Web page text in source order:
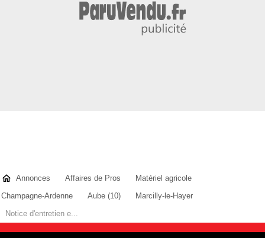
Annonces Affaires de Pros
Matériel agricole
Champagne-Ardenne
Aube (10)
Marcilly-le-Hayer
Notice d'entretien e...